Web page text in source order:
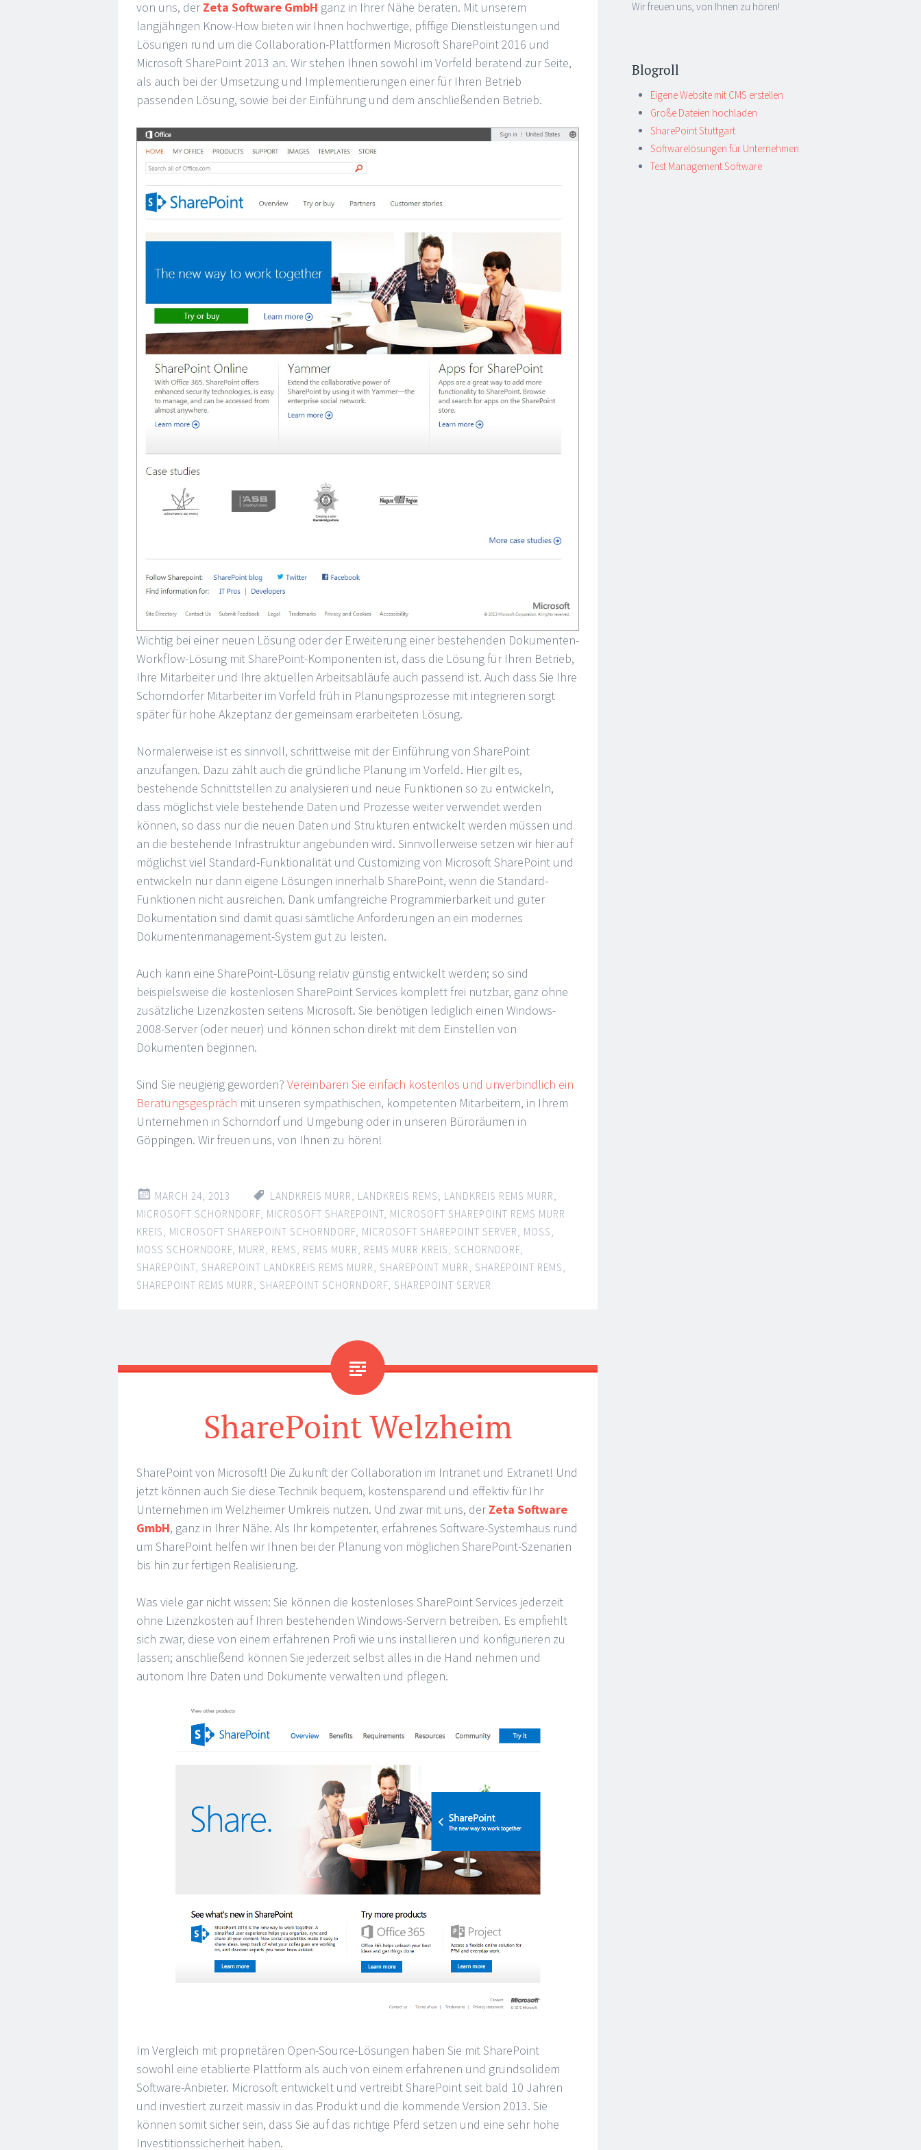
von uns, derZeta Software GmbH ganz in Ihrer Nähe beraten. Mit unserem
langjährigen Know-How bieten wir Ihnen hochwertige, pfiffige Dienstleistungen und
Lösungen rund um die Collaboration-Plattformen Microsoft SharePoint 2016 und
Microsoft SharePoint 2013 an. Wir stehen Ihnen sowohl im Vorfeld beratend zur Seite,
als auch bei der Umsetzung und Implementierungen einer für Ihren Betrieb
passenden Lösung, sowie bei der Einführung und dem anschließenden Betrieb.
Wichtig bei einer neuen Lösung oder der Erweiterung einer bestehenden Dokumenten-
Workflow-Lösung mit SharePoint-Komponenten ist, dass die Lösung für Ihren Betrieb,
Ihre Mitarbeiter und Ihre aktuellen Arbeitsabläufe auch passend ist. Auch dass Sie Ihre
Schorndorfer Mitarbeiter im Vorfeld früh in Planungsprozesse mit integrieren sorgt
später für hohe Akzeptanz der gemeinsam erarbeiteten Lösung.
Normalerweise ist es sinnvoll, schrittweise mit der Einführung von SharePoint
anzufangen. Dazu zählt auch die gründliche Planung im Vorfeld. Hier gilt es,
bestehende Schnittstellen zu analysieren und neue Funktionen so zu entwickeln,
dass möglichst viele bestehende Daten und Prozesse weiter verwendet werden
können, so dass nur die neuen Daten und Strukturen entwickelt werden müssen und
an die bestehende Infrastruktur angebunden wird. Sinnvollerweise setzen wir hier auf
möglichst viel Standard-Funktionalität und Customizing von Microsoft SharePoint und
entwickeln nur dann eigene Lösungen innerhalb SharePoint, wenn die Standard-
Funktionen nicht ausreichen. Dank umfangreiche Programmierbarkeit und guter
Dokumentation sind damit quasi sämtliche Anforderungen an ein modernes
Dokumentenmanagement-System gut zu leisten.
Auch kann eine SharePoint-Lösung relativ günstig entwickelt werden; so sind
beispielsweise die kostenlosen SharePoint Services komplett frei nutzbar, ganz ohne
zusätzliche Lizenzkosten seitens Microsoft. Sie benötigen lediglich einen Windows-
2008-Server (oder neuer) und können schon direkt mit dem Einstellen von
Dokumenten beginnen.
Sind Sie neugierig geworden? Vereinbaren Sie einfach kostenlos und unverbindlich ein
Beratungsgespräch mit unseren sympathischen, kompetenten Mitarbeitern, in Ihrem
Unternehmen in Schorndorf und Umgebung oder in unseren Büroräumen in
Göppingen. Wir freuen uns, von Ihnen zu hören!
MARCH 24, 2013 LANDKREIS MURR LANDKREIS REMS LANDKREIS REMS MURR
MICROSOFT SCHORNDORF MICROSOFT SHAREPOINT MICROSOFT SHAREPOINT REMS MURR
KREIS
MICROSOFT SHAREPOINT SCHORNDORF MICROSOFT SHAREPOINT SERVER MOSS
MOSS SCHORNDORF MURR REMS REMS MURR REMS MURR KREIS SCHORNDORF
SHAREPOINT SHAREPOINT LANDKREIS REMS MURR SHAREPOINT MURR SHAREPOINT REMS
SHAREPOINT REMS MURR
SHAREPOINT SCHORNDORF SHAREPOINT SERVER
SharePoint Welzheim
SharePoint von Microsoft! Die Zukunft der Collaboration im Intranet und Extranet! Und
jetzt können auch Sie diese Technik bequem, kostensparend und effektiv für Ihr
Unternehmen im Welzheimer Umkreis nutzen. Und zwar mit uns, derZeta Software
GmbH, ganz in Ihrer Nähe. Als Ihr kompetenter, erfahrenes Software-Systemhaus rund
um SharePoint helfen wir Ihnen bei der Planung von möglichen SharePoint-Szenarien
bis hin zur fertigen Realisierung.
Was viele gar nicht wissen: Sie können die kostenloses SharePoint Services jederzeit
ohne Lizenzkosten auf Ihren bestehenden Windows-Servern betreiben. Es empfiehlt
sich zwar, diese von einem erfahrenen Profi wie uns installieren und konfigurieren zu
lassen; anschließend können Sie jederzeit selbst alles in die Hand nehmen und
autonom Ihre Daten und Dokumente verwalten und pflegen.
Im Vergleich mit proprietären Open-Source-Lösungen haben Sie mit SharePoint
sowohl eine etablierte Plattform als auch von einem erfahrenen und grundsolidem
Software-Anbieter. Microsoft entwickelt und vertreibt SharePoint seit bald 10 Jahren
und investiert zurzeit massiv in das Produkt und die kommende Version 2013. Sie
können somit sicher sein, dass Sie auf das richtige Pferd setzen und eine sehr hohe
Investitionssicherheit haben.
Wir freuen uns, von Ihnen zu hören!
Blogroll
Eigene Website mit CMS erstellen
Große Dateien hochladen
SharePoint Stuttgart
Softwarelösungen für Unternehmen
Test Management Software